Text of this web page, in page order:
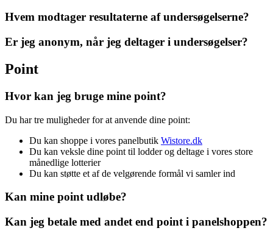
Hvem modtager resultaterne af undersøgelserne?
Er jeg anonym, når jeg deltager i undersøgelser?
Point
Hvor kan jeg bruge mine point?
Du har tre muligheder for at anvende dine point:
Du kan shoppe i vores panelbutik Wistore.dk
Du kan veksle dine point til lodder og deltage i vores store
månedlige lotterier
Du kan støtte et af de velgørende formål vi samler ind
Kan mine point udløbe?
Kan jeg betale med andet end point i panelshoppen?